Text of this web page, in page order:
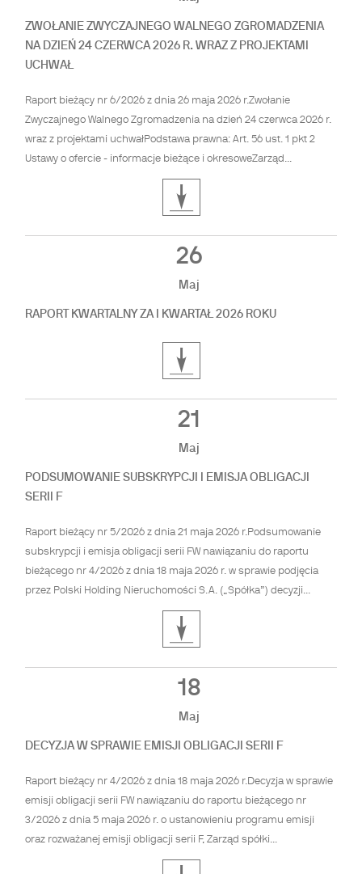
ZWOŁANIE ZWYCZAJNEGO WALNEGO ZGROMADZENIA
NA DZIEŃ 24 CZERWCA 2026 R. WRAZ Z PROJEKTAMI
UCHWAŁ
Raport bieżący nr 6/2026 z dnia 26 maja 2026 r.Zwołanie
Zwyczajnego Walnego Zgromadzenia na dzień 24 czerwca 2026 r.
wraz z projektami uchwałPodstawa prawna: Art. 56 ust. 1 pkt 2
Ustawy o ofercie - informacje bieżące i okresoweZarząd...
26
Maj
RAPORT KWARTALNY ZA I KWARTAŁ 2026 ROKU
21
Maj
PODSUMOWANIE SUBSKRYPCJI I EMISJA OBLIGACJI
SERII F
Raport bieżący nr 5/2026 z dnia 21 maja 2026 r.Podsumowanie
subskrypcji i emisja obligacji serii FW nawiązaniu do raportu
bieżącego nr 4/2026 z dnia 18 maja 2026 r. w sprawie podjęcia
przez Polski Holding Nieruchomości S.A. („Spółka”) decyzji...
18
Maj
DECYZJA W SPRAWIE EMISJI OBLIGACJI SERII F
Raport bieżący nr 4/2026 z dnia 18 maja 2026 r.Decyzja w sprawie
emisji obligacji serii FW nawiązaniu do raportu bieżącego nr
3/2026 z dnia 5 maja 2026 r. o ustanowieniu programu emisji
oraz rozważanej emisji obligacji serii F, Zarząd spółki...